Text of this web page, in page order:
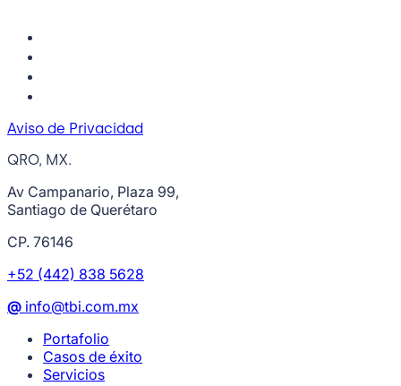
Aviso de Privacidad
QRO, MX.
Av Campanario, Plaza 99,
Santiago de Querétaro
CP. 76146
+52 (442) 838 5628
@ info@tbi.com.mx
Portafolio
Casos de éxito
Servicios